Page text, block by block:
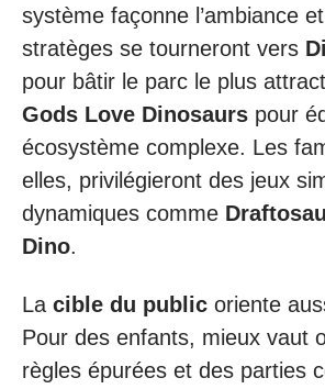
système façonne l’ambiance
stratèges se tourneront vers
pour bâtir le parc le plus
Gods Love Dinosaurs pour
écosystème complexe. Les
elles, privilégieront des jeux
dynamiques comme
Dino.
La cible du public oriente
Pour des enfants, mieux vaut
règles épurées et des parties